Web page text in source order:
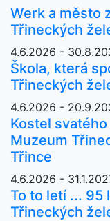
Werk a město
Třineckých
4.6.2026 -
Škola, která
Třineckých
4.6.2026 -
Kostel
Muzeum
Třince
4.6.2026 -
To to letí ... 95
Třineckých